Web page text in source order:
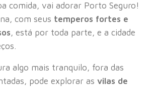
comida, vai adorar Porto Seguro!
com seus temperos fortes e
, está por toda parte, e a cidade
algo mais tranquilo, fora das
pode explorar as vilas de